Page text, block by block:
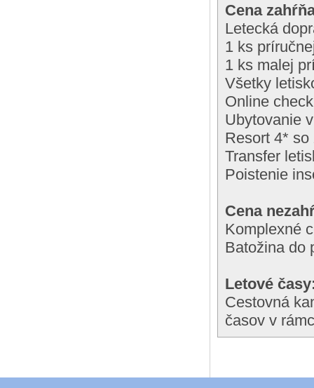
Cena
Letecká
1 ks
1 ks malej
Všetky
Online
Ubytovanie
Resort 4*
Transfer
Poistenie
Cena
Komplexné
Batožina do
Letové
Cestovná
časov v